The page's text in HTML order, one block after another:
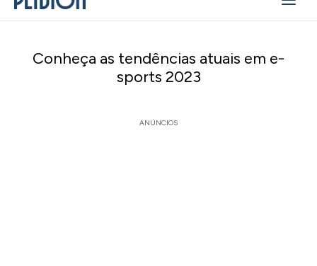
Conheça as tendências atuais em e-
sports 2023
ANÚNCIOS